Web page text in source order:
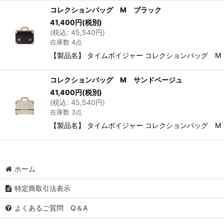
コレクションバッグ M ブラック
41,400円(税別)
(税込: 45,540円)
在庫数 4点
【製品名】 タイムボイジャー コレクションバッグ
コレクションバッグ M サンドベージュ
41,400円(税別)
(税込: 45,540円)
在庫数 3点
【製品名】 タイムボイジャー コレクションバッグ
ホーム
特定商取引法表示
よくあるご質問 Q＆A